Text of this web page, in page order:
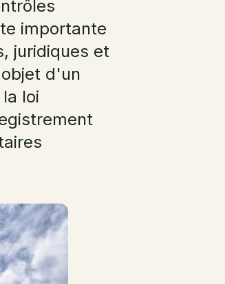
importante
juridiques et
d'un
loi